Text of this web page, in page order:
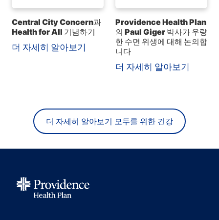
Central City Concern과
Health for All 기념하기
더 자세히 알아보기
Providence Health Plan
의 Paul Giger 박사가 우량
한 수면 위생에 대해 논의합
니다
더 자세히 알아보기
더 자세히 알아보기 모두를 위한 건강